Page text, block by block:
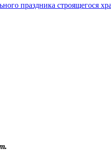
праздника строящегося